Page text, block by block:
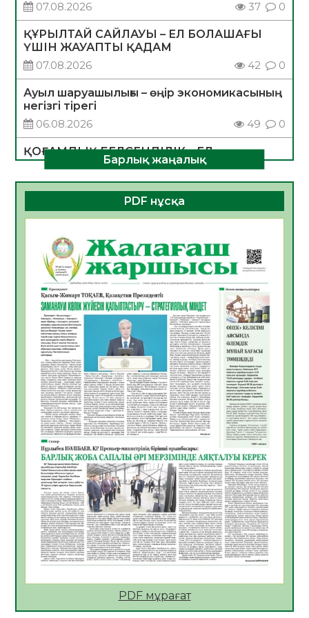
07.08.2026 37 0
ҚҰРЫЛТАЙ САЙЛАУЫ – ЕЛ БОЛАШАҒЫ
ҮШІН ЖАУАПТЫ ҚАДАМ
07.08.2026
42 0
Ауыл шаруашылығы – өңір экономикасының
негізгі тірегі
06.08.2026
49 0
ҚОҒАМДЫҚ БЕЛСЕНДІЛІК – ЕЛ
ДАМУЫНЫҢ НЕГІЗІ
06.08.2026
47 0
ҚҰРЫЛТАЙ САЙЛАУЫ – БОЛАШАҚҚА
06.08.2026
Инфекциялық ауруларға қарсы иммундау
жұмыстарының тиімділігі
06.08.2026
51
Көкжөтел ауруы туралы
06.08.2026
48
АПВ вакцинасы туралы мәлімет
06.08.2026
47
Open Air: Қызылорда облысы полиция
департаменті 20 мыңнан астам
көрерменнің қауіпсіздігін қамтамасыз етті
06.08.2026
60
ҚЫЗЫЛОРДАДА «САНАЛЫ ҰРПАҚ –
ЖАРҚЫН БОЛАШАҚ» АТТЫ КЕҢЕЙТІЛГЕН
МӘЖІЛІС ӨТТІ
05.08.2026
61
Қазақстан Орталық Азиядағы көшуге ең
Барлық жаңалық
PDF нұсқа
PDF мұрағат